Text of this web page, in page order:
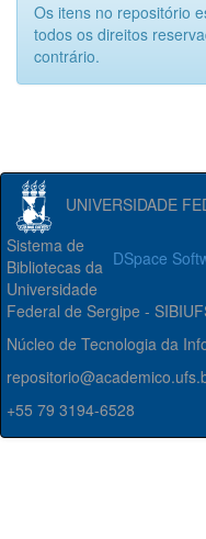
Os itens no repositório
todos os direitos
contrário.
UNIVERSIDADE
DSpace
Sistema de
Bibliotecas da
Universidade
Federal de Sergipe -
Núcleo de Tecnologia da
+55 79 3194-6528